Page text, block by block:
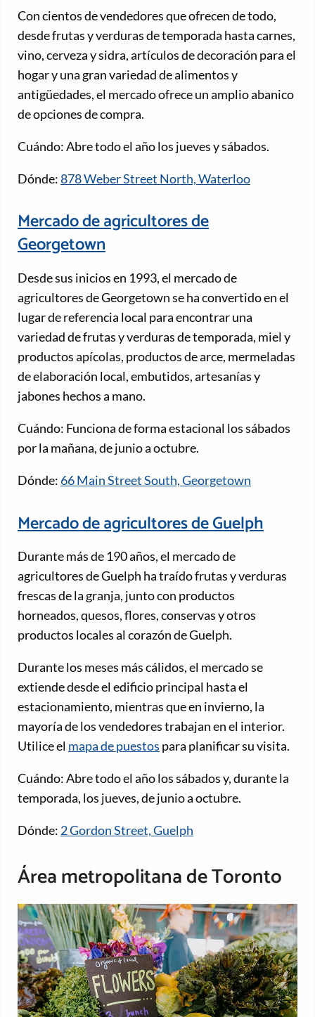
Con cientos de vendedores que ofrecen de todo,
desde frutas y verduras de temporada hasta carnes,
vino, cerveza y sidra, artículos de decoración para el
hogar y una gran variedad de alimentos y
antigüedades, el mercado ofrece un amplio abanico
de opciones de compra.
Cuándo: Abre todo el año los jueves y sábados.
Dónde:878 Weber Street North, Waterloo
Mercado de agricultores de
Georgetown
Desde sus inicios en 1993, el mercado de
agricultores de Georgetown se ha convertido en el
lugar de referencia local para encontrar una
variedad de frutas y verduras de temporada, miel y
productos apícolas, productos de arce, mermeladas
de elaboración local, embutidos, artesanías y
jabones hechos a mano.
Cuándo: Funciona de forma estacional los sábados
por la mañana, de junio a octubre.
Dónde: 66 Main Street South, Georgetown
Mercado de agricultores de Guelph
Durante más de 190 años, el mercado de
agricultores de Guelph ha traído frutas y verduras
frescas de la granja, junto con productos
horneados, quesos, flores, conservas y otros
productos locales al corazón de Guelph.
Durante los meses más cálidos, el mercado se
extiende desde el edificio principal hasta el
estacionamiento, mientras que en invierno, la
mayoría de los vendedores trabajan en el interior.
Utilice el mapa de puestos para planificar su visita.
Cuándo: Abre todo el año los sábados y, durante la
temporada, los jueves, de junio a octubre.
Dónde: 2 Gordon Street, Guelph
Área metropolitana de Toronto